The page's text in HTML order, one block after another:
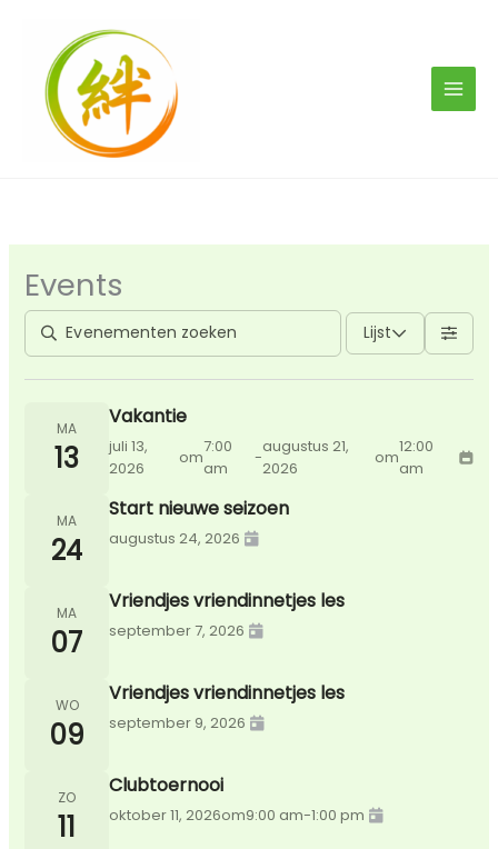
inhoud
Events
Lijst
MA
13
Vakantie
juli 13,
2026
om
7:00
am
-
augustus 21,
2026
om
12:00
am
MA
24
Start nieuwe seizoen
augustus 24, 2026
MA
07
Vriendjes vriendinnetjes les
september 7, 2026
WO
09
Vriendjes vriendinnetjes les
september 9, 2026
ZO
11
Clubtoernooi
oktober 11, 2026om9:00 am-1:00 pm